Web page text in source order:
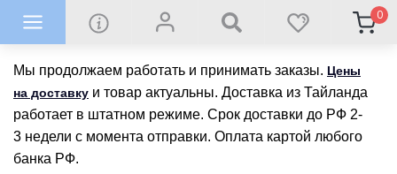
Мы продолжаем работать и принимать заказы. Цены
на доставку и товар актуальны. Доставка из Тайланда
работает в штатном режиме. Срок доставки до РФ 2-
3 недели с момента отправки. Оплата картой любого
банка РФ.
0